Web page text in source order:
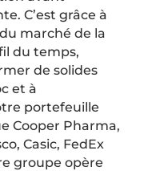
C’est grâce à
marché de la
du temps,
de solides
et à
portefeuille
Cooper Pharma,
Casic, FedEx
groupe opère